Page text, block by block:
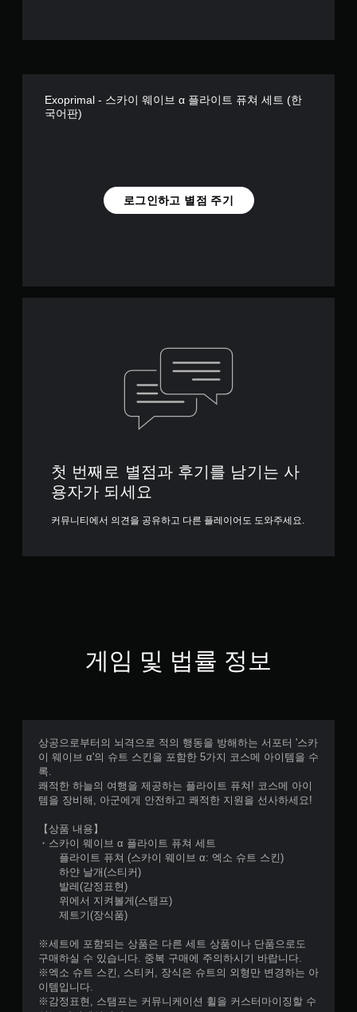
Exoprimal - 스카이 웨이브 α 플라이트 퓨쳐 세트 (한
국어판)
로그인하고 별점 주기
첫 번째로 별점과 후기를 남기는 사
용자가 되세요
커뮤니티에서 의견을 공유하고 다른 플레이어도 도와주세요.
게임 및 법률 정보
상공으로부터의 뇌격으로 적의 행동을 방해하는 서포터 '스카
이 웨이브 α'의 슈트 스킨을 포함한 5가지 코스메 아이템을 수
록.
쾌적한 하늘의 여행을 제공하는 플라이트 퓨쳐! 코스메 아이
템을 장비해, 아군에게 안전하고 쾌적한 지원을 선사하세요!
【상품 내용】
・스카이 웨이브 α 플라이트 퓨쳐 세트
플라이트 퓨쳐 (스카이 웨이브 α: 엑소 슈트 스킨)
하얀 날개(스티커)
발레(감정표현)
위에서 지켜볼게(스탬프)
제트기(장식품)
※세트에 포함되는 상품은 다른 세트 상품이나 단품으로도
구매하실 수 있습니다. 중복 구매에 주의하시기 바랍니다.
※엑소 슈트 스킨, 스티커, 장식은 슈트의 외형만 변경하는 아
이템입니다.
※감정표현, 스탬프는 커뮤니케이션 휠을 커스터마이징할 수